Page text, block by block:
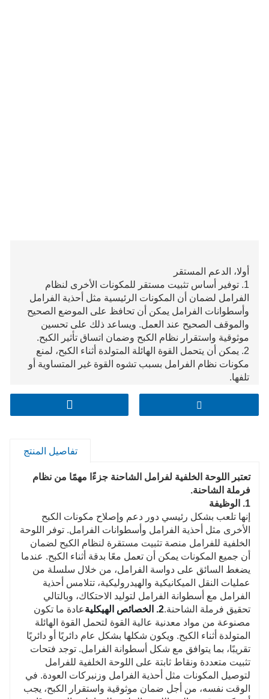
أولا، الدعم المستقر
1. توفير أساس تثبيت مستقر للمكونات الأخرى لنظام
الفرامل لضمان أن المكونات الرئيسية مثل أحذية الفرامل
وأسطوانات الفرامل يمكن أن تحافظ على الموضع الصحيح
والموقف الصحيح عند العمل. ويساعد ذلك على تحسين
موثوقية واستقرار نظام الكبح وضمان اتساق تأثير الكبح.
2. يمكن أن يتحمل القوة الهائلة المتولدة أثناء الكبح، لمنع
مكونات نظام الفرامل بسبب تشوه القوة غير المتساوية أو
تلفها.
تفاصيل المنتج
تعتبر اللوحة الخلفية لفرامل الشاحنة جزءًا مهمًا من نظام
فرملة الشاحنة.
1. الوظيفة
إنها تلعب بشكل رئيسي دور دعم وإصلاح مكونات الكبح
الأخرى مثل أحذية الفرامل وأسطوانات الفرامل. توفر اللوحة
الخلفية للفرامل منصة تثبيت مستقرة لنظام الكبح لضمان
أن جميع المكونات يمكن أن تعمل معًا بدقة أثناء الكبح. عندما
يضغط السائق على دواسة الفرامل، من خلال سلسلة من
عمليات النقل الميكانيكية والهيدروليكية، تتلامس أحذية
الفرامل مع أسطوانة الفرامل لتوليد الاحتكاك، وبالتالي
تحقيق فرملة الشاحنة.2. الخصائص الهيكلية
عادة ما تكون
مصنوعة من مواد معدنية عالية القوة لتحمل القوة الهائلة
المتولدة أثناء الكبح. ويكون شكلها بشكل عام دائريًا أو دائريًا
تقريبًا، بما يتوافق مع شكل أسطوانة الفرامل. توجد فتحات
تثبيت متعددة ونقاط ثابتة على اللوحة الخلفية للفرامل
لتوصيل المكونات مثل أحذية الفرامل وزنبركات العودة. في
الوقت نفسه، من أجل ضمان موثوقية واستقرار الكبح، يجب